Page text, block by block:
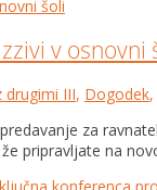
v osnovni
drugimi III, Dogodek,
za
pripravljate na